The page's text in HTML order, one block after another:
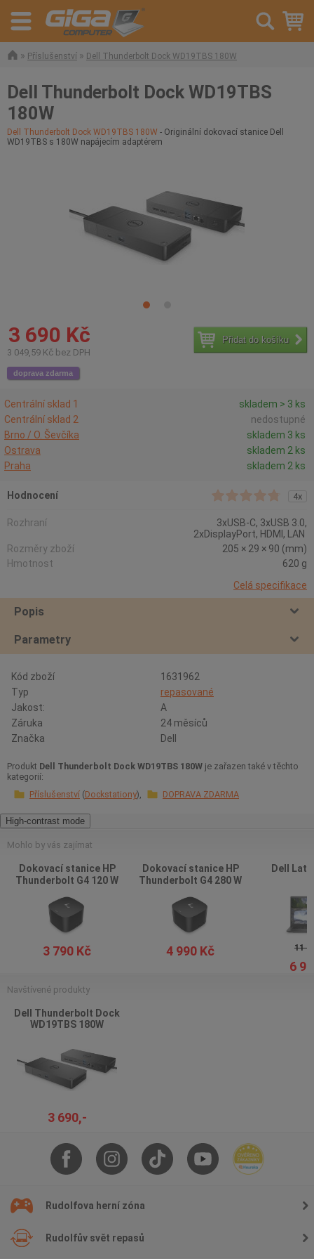
» Příslušenství » Dell Thunderbolt Dock WD19TBS 180W
Dell Thunderbolt Dock WD19TBS
180W
Dell Thunderbolt Dock WD19TBS 180W - Originální dokovací stanice Dell
WD19TBS s 180W napájecím adaptérem
3 690 Kč
3 049,59 Kč bez DPH
Přidat do košíku
doprava zdarma
Centrální sklad 1
skladem > 3 ks
Centrální sklad 2
nedostupné
Brno / O. Ševčíka
skladem 3 ks
Ostrava
skladem 2 ks
Praha
skladem 2 ks
Hodnocení 4x
Rozhraní
3xUSB-C, 3xUSB 3.0,
2xDisplayPort, HDMI, LAN
Rozměry zboží
205 × 29 × 90 (mm)
Hmotnost
620 g
Celá specifikace
Popis
Parametry
Kód zboží
1631962
Typ
repasované
Jakost:
A
Záruka
24 měsíců
Značka
Dell
Produkt Dell Thunderbolt Dock WD19TBS 180W je zařazen také v těchto
kategorií:
Příslušenství Dockstationy DOPRAVA ZDARMA
High-contrast mode
Mohlo by vás zajímat
Dokovací stanice HP
Thunderbolt G4 120 W
3 790 Kč
Dokovací stanice HP
Thunderbolt G4 280 W
4 990 Kč
Dell
11
6
Navštívené produkty
Dell Thunderbolt Dock
WD19TBS 180W
3 690,-
Rudolfova herní zóna
Rudolfův svět repasů